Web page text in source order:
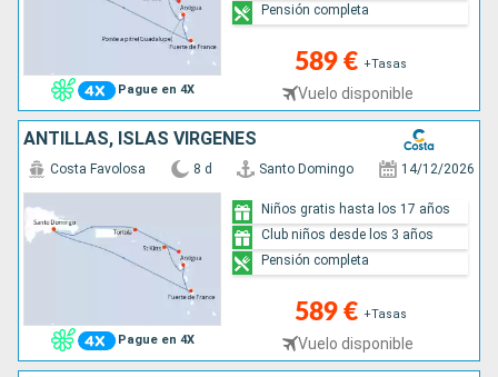
Pague en 4X
589 € +Tasas
Vuelo disponible
Pensión completa
ANTILLAS, ISLAS VÍRGENES
Pague en 4X
Costa Favolosa 8 d Santo Domingo 14/12/2026
589 € +Tasas
Vuelo disponible
Niños gratis hasta los 17 años
Club niños desde los 3 años
Pensión completa